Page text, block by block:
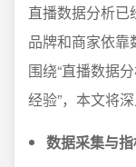
直播数据分析已
品牌和商家依靠
围绕“直播数据
经验”，本文将
数据采集与